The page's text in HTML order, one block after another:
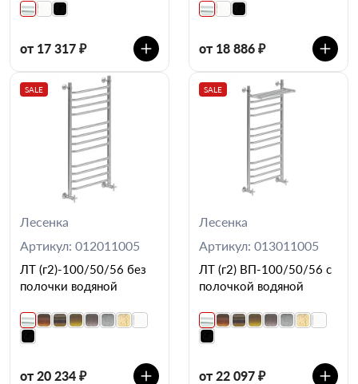
от 17 317 ₽ от 18 886 ₽
SALE
Лесенка
Артикул: 012011005
ЛТ (г2)-100/50/56 без
полочки водяной
от 20 234 ₽
SALE
Лесенка
Артикул: 013011005
ЛТ (г2) ВП-100/50/56 с
полочкой водяной
от 22 097 ₽